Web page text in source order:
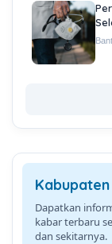
Dapatkan
kabar terbaru
dan sekitarnya.